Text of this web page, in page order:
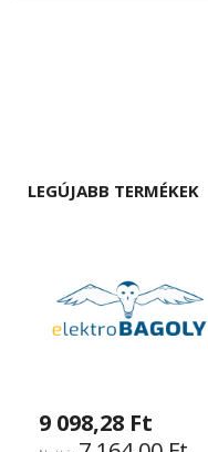
LEGÚJABB TERMÉKEK
9 098,28 Ft